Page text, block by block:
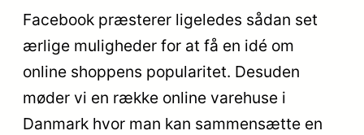
Facebook præsterer ligeledes sådan set
ærlige muligheder for at få en idé om
online shoppens popularitet. Desuden
møder vi en række online varehuse i
Danmark hvor man kan sammensætte en